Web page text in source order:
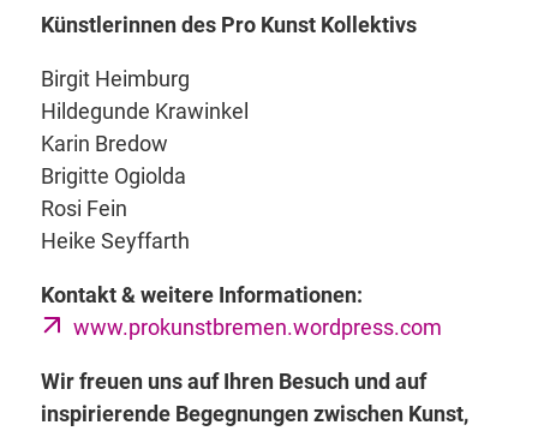
Künstlerinnen des Pro Kunst Kollektivs
Birgit Heimburg
Hildegunde Krawinkel
Karin Bredow
Brigitte Ogiolda
Rosi Fein
Heike Seyffarth
Kontakt & weitere Informationen:
www.prokunstbremen.wordpress.com
Wir freuen uns auf Ihren Besuch und auf
inspirierende Begegnungen zwischen Kunst,